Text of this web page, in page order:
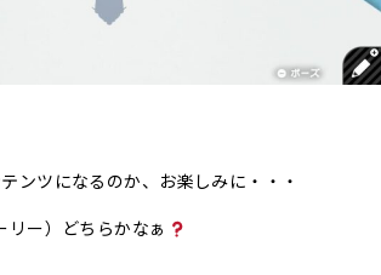
ンツになるのか、お楽しみに・・・
リー）どちらかなぁ